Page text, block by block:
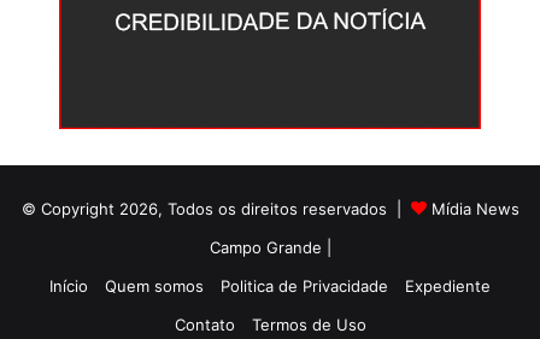
© Copyright 2026, Todos os direitos reservados |
Mídia News
Campo Grande |
Início
Quem somos Politica de Privacidade
Expediente
Contato
Termos de Uso